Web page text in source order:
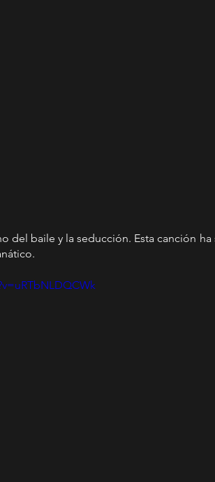
del baile y la seducción. Esta canción